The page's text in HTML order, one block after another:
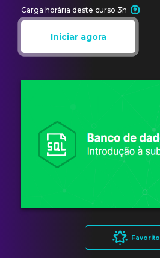
Iniciar agora
Carga horária deste curso 3h
Favorito